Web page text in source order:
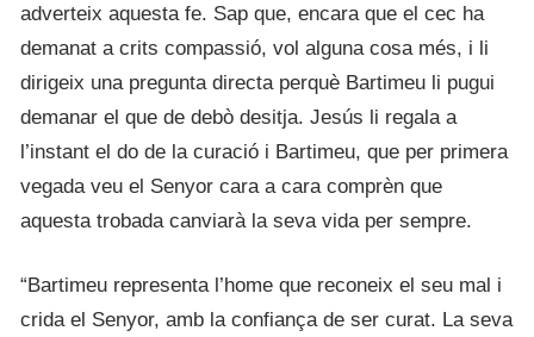
adverteix aquesta fe. Sap que, encara que el cec ha
demanat a crits compassió, vol alguna cosa més, i li
dirigeix una pregunta directa perquè Bartimeu li pugui
demanar el que de debò desitja. Jesús li regala a
l’instant el do de la curació i Bartimeu, que per primera
vegada veu el Senyor cara a cara comprèn que
aquesta trobada canviarà la seva vida per sempre.
“Bartimeu representa l’home que reconeix el seu mal i
crida el Senyor, amb la confiança de ser curat. La seva